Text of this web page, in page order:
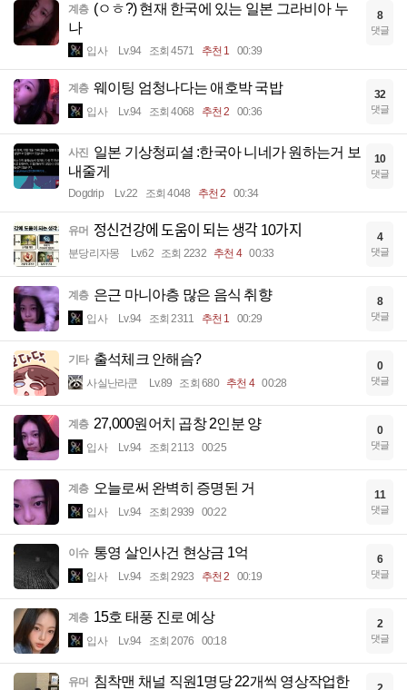
계층 (ㅇㅎ?) 현재 한국에 있는 일본 그라비아 누
나
입사 Lv.94 조회 4571 추천 1 00:39
8
댓글
계층 웨이팅 엄청나다는 애호박 국밥
입사 Lv.94 조회 4068 추천 2 00:36
32
댓글
사진 일본 기상청피셜 :한국아 니네가 원하는거 보
내줄게
Dogdrip Lv.22 조회 4048 추천 2 00:34
10
댓글
유머 정신건강에 도움이 되는 생각 10가지
분당리자몽 Lv.62 조회 2232 추천 4 00:33
4
댓글
계층 은근 마니아층 많은 음식 취향
입사 Lv.94 조회 2311 추천 1 00:29
8
댓글
기타 출석체크 안해슴?
사실난라쿤 Lv.89 조회 680 추천 4 00:28
0
댓글
계층 27,000원어치 곱창 2인분 양
입사 Lv.94 조회 2113 00:25
0
댓글
계층 오늘로써 완벽히 증명된 거
입사 Lv.94 조회 2939 00:22
11
댓글
이슈 통영 살인사건 현상금 1억
입사 Lv.94 조회 2923 추천 2 00:19
6
댓글
계층 15호 태풍 진로 예상
입사 Lv.94 조회 2076 00:18
2
댓글
유머 침착맨 채널 직원1명당 22개씩 영상작업한